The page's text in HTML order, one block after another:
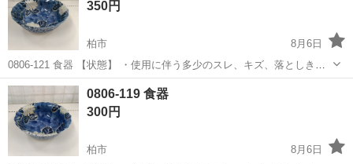
環境になります。 ★細...
350円
柏市
8月6日
0806-121 食器 【状態】 ・使用に伴う多少のスレ、キズ、落としきれ
ない汚れなどございます ・詳細は現地でご確認ください ・お値引きは
出来かねますのでご了承願います ※中古品のため、状態についてはご
理...
千葉 柏市 現地
0806-119 食器
300円
柏市
8月6日